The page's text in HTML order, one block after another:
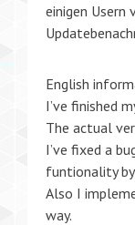
einigen Usern
English
I’ve finished
The actual
I’ve fixed a
funtionality
Also I
way.